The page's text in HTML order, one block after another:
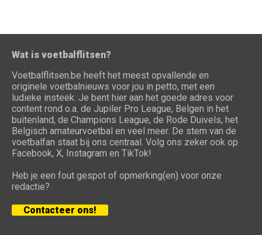
Wat is voetbalflitsen?
Voetbalflitsen.be heeft het meest opvallende en
originele voetbalnieuws voor jou in petto, met een
ludieke insteek. Je bent hier aan het goede adres voor
content rond o.a. de Jupiler Pro League, Belgen in het
buitenland, de Champions League, de Rode Duivels, het
Belgisch amateurvoetbal en veel meer. De stem van de
voetbalfan staat bij ons centraal. Volg ons zeker ook op
Facebook, X, Instagram en TikTok!
Heb je een fout gespot of opmerking(en) voor onze
redactie?
Contacteer ons!